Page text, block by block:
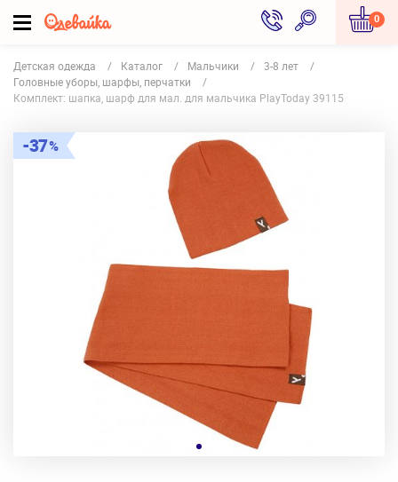
0
Детская одежда Каталог Мальчики
3-8 лет
Головные уборы, шарфы, перчатки
Комплект: шапка, шарф для мал. для мальчика PlayToday 39115
37